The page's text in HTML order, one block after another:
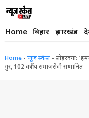
content
Home बिहार झारखंड
Home - न्यूज़ स्केल - लोहरदगा:
गुर, 102 वर्षीय समाजसेवी सम्मानित